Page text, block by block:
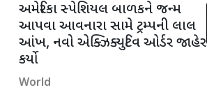
અમેરિકા સ્પેશિયલ બાળકને જન્મ
આપવા આવનારા સામે ટ્રમ્પની લાલ
આંખ, નવો એક્ઝિક્યુટિવ ઓર્ડર જાહેર
કર્યો
World